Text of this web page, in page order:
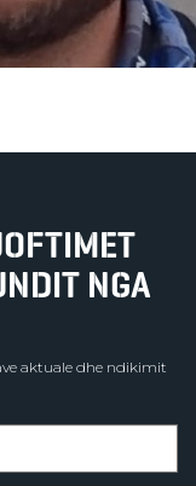
NGA
aktuale dhe ndikimit